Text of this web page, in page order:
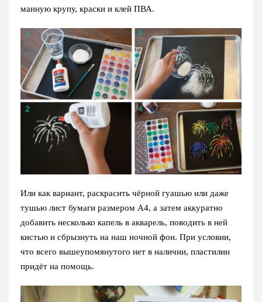
манную крупу, краски и клей ПВА.
Или как вариант, раскрасить чёрной гуашью или даже
тушью лист бумаги размером А4, а затем аккуратно
добавить несколько капель в акварель, поводить в ней
кистью и сбрызнуть на наш ночной фон. При условии,
что всего вышеупомянутого нет в наличии, пластилин
придёт на помощь.